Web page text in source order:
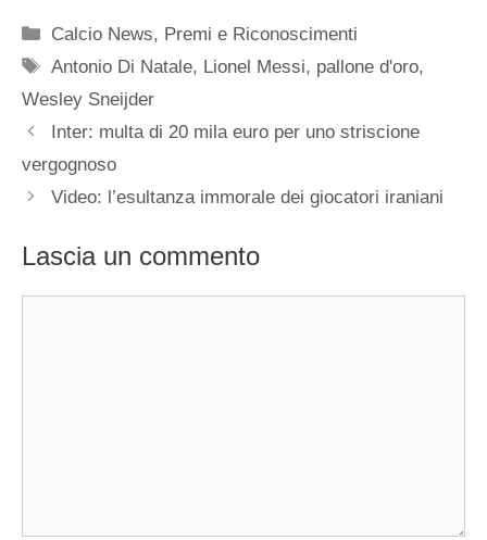
Categorie
Calcio News, Premi e Riconoscimenti
Tag
Antonio Di Natale, Lionel Messi, pallone d'oro,
Wesley Sneijder
Inter: multa di 20 mila euro per uno striscione
vergognoso
Video: l’esultanza immorale dei giocatori iraniani
Lascia un commento